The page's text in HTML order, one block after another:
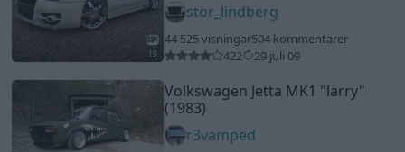
19
stor_lindberg
44 525 visningar504 kommentarer
422
29 juli 09
Volkswagen Jetta MK1 "larry"
(1983)
r3vamped